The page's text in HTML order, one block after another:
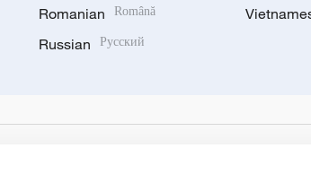
Romanian Română
Russian Русский